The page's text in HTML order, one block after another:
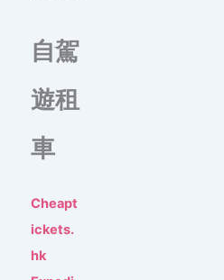
自駕
遊租
車
Cheapt
ickets.
hk